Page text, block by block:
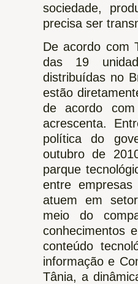
sociedade,
precisa ser
De acordo com
das 19
distribuídas no
estão
de acordo
acrescenta.
política do
outubro de
parque
entre
atuem em
meio do
conhecimentos
conteúdo
informação e
Tânia, a